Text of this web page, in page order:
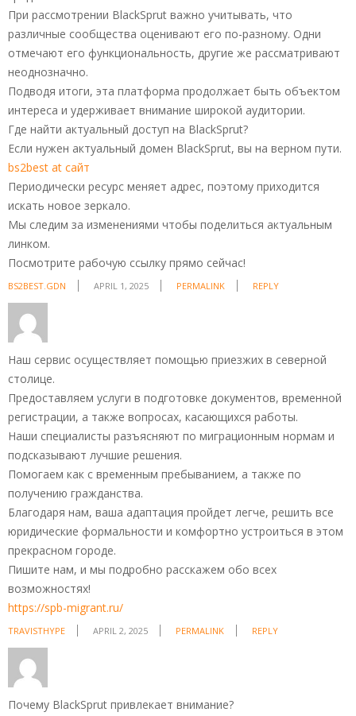
При рассмотрении BlackSprut важно учитывать, что
различные сообщества оценивают его по-разному. Одни
отмечают его функциональность, другие же рассматривают
неоднозначно.
Подводя итоги, эта платформа продолжает быть объектом
интереса и удерживает внимание широкой аудитории.
Где найти актуальный доступ на BlackSprut?
Если нужен актуальный домен BlackSprut, вы на верном пути.
bs2best at сайт
Периодически ресурс меняет адрес, поэтому приходится
искать новое зеркало.
Мы следим за изменениями чтобы поделиться актуальным
линком.
Посмотрите рабочую ссылку прямо сейчас!
BS2BEST.GDN APRIL 1, 2025 PERMALINK REPLY
Наш сервис осуществляет помощью приезжих в северной
столице.
Предоставляем услуги в подготовке документов, временной
регистрации, а также вопросах, касающихся работы.
Наши специалисты разъясняют по миграционным нормам и
подсказывают лучшие решения.
Помогаем как с временным пребыванием, а также по
получению гражданства.
Благодаря нам, ваша адаптация пройдет легче, решить все
юридические формальности и комфортно устроиться в этом
прекрасном городе.
Пишите нам, и мы подробно расскажем обо всех
возможностях!
https://spb-migrant.ru/
TRAVISTHYPE APRIL 2, 2025 PERMALINK REPLY
Почему BlackSprut привлекает внимание?